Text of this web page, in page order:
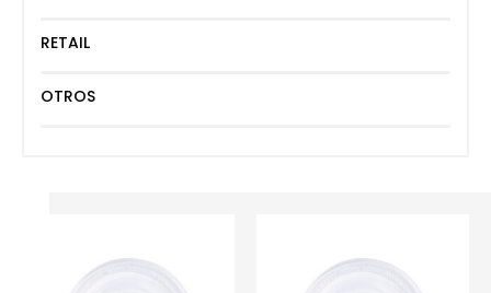
RETAIL
OTROS